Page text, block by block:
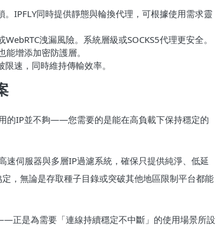
IPFLY同時提供靜態與輪換代理，可根據使用需求靈
洩漏風險。系統層級或SOCKS5代理更安全。
增添加密防護層。
速，同時維持傳輸效率。
的IP並不夠——您需要的是能在高負載下保持穩定的
速伺服器與多層IP過濾系統，確保只提供純淨、低延
，無論是存取種子目錄或突破其他地區限制平台都能
正是為需要「連線持續穩定不中斷」的使用場景所設